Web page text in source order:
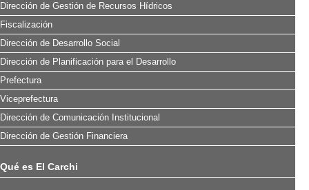
Dirección de Gestión de Recursos Hídricos
Fiscalización
Dirección de Desarrollo Social
Dirección de Planificación para el Desarrollo
Prefectura
Viceprefectura
Dirección de Comunicación Institucional
Dirección de Gestión Financiera
Qué es El Carchi